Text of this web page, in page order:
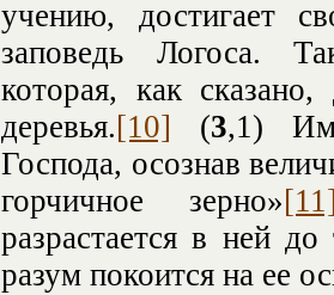
учению, достигает
заповедь Логоса.
которая, как
деревья.[10] (3,1)
Господа, осознав
горчичное зерно»
разрастается в ней
разум покоится на ее